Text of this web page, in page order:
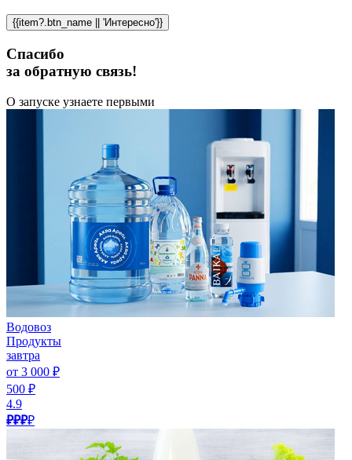
{{item?.btn_name || 'Интересно'}}
Спасибо
за обратную связь!
О запуске узнаете первыми
Водовоз
Продукты
завтра
от 3 000 ₽
500 ₽
4.9
₽₽₽₽